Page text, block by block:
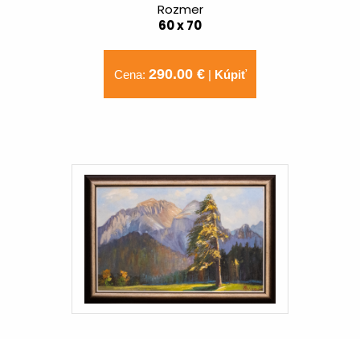
Rozmer
60 x 70
Cena: 290.00 €| Kúpiť